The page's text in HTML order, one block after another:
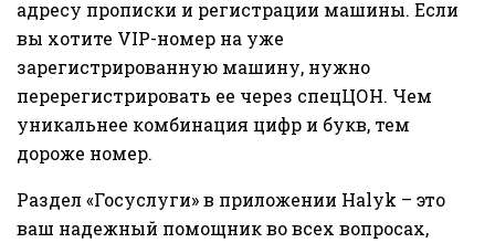
адресу прописки и регистрации машины. Если
вы хотите VIP-номер на уже
зарегистрированную машину, нужно
перерегистрировать ее через спецЦОН. Чем
уникальнее комбинация цифр и букв, тем
дороже номер.
Раздел «Госуслуги» в приложении Halyk – это
ваш надежный помощник во всех вопросах,